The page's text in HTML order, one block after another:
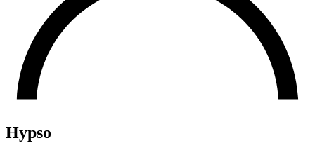
Hypso